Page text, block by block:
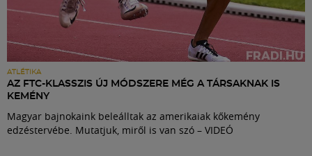
ATLÉTIKA
AZ FTC-KLASSZIS ÚJ MÓDSZERE MÉG A TÁRSAKNAK IS
KEMÉNY
Magyar bajnokaink beleálltak az amerikaiak kőkemény
edzéstervébe. Mutatjuk, miről is van szó – VIDEÓ